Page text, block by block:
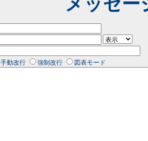
手動改行 強制改行 図表モード